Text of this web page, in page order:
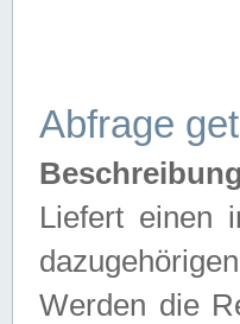
Abfrage
Liefert einen
Werden die